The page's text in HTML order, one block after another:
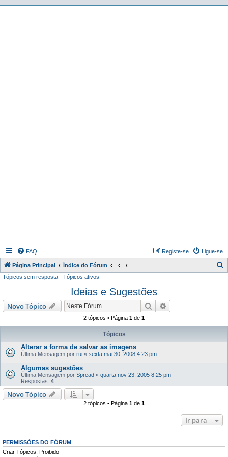
FAQ Ligue-se
Registe-se
Página Principal Índice do Fórum
i
r
Tópicos sem resposta Tópicos ativos
Ideias e Sugestões
Novo Tópico Pesquisar
2 tópicos • Página 1 de 1
Tópicos
Alterar a forma de salvar as imagens
Última Mensagem por rui « sexta mai 30, 2008 4:23 pm
Algumas sugestões
Última Mensagem por Spread « quarta nov 23, 2005 8:25 pm
Respostas: 4
Novo Tópico
2 tópicos • Página 1 de 1
Ir para
PERMISSÕES DO FÓRUM
Criar Tópicos: Proibido